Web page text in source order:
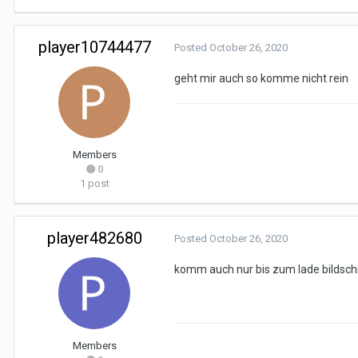
player10744477
Members
0
1 post
Posted October 26, 2020
geht mir auch so komme nicht rein
player482680
Members
Posted October 26, 2020
komm auch nur bis zum lade